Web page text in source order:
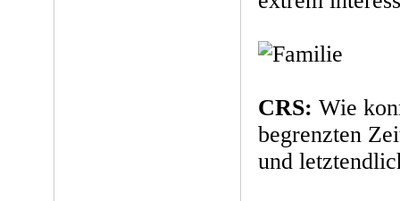
CRS: Wie
begrenzten
und